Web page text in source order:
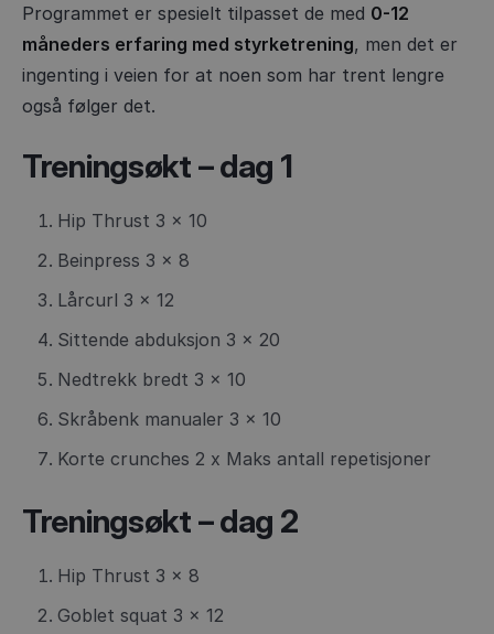
Programmet er spesielt tilpasset de med 0-12
måneders erfaring med styrketrening, men det er
ingenting i veien for at noen som har trent lengre
også følger det.
Treningsøkt – dag 1
Hip Thrust 3 x 10
Beinpress 3 x 8
Lårcurl 3 x 12
Sittende abduksjon 3 x 20
Nedtrekk bredt 3 x 10
Skråbenk manualer 3 x 10
Korte crunches 2 x Maks antall repetisjoner
Treningsøkt – dag 2
Hip Thrust 3 x 8
Goblet squat 3 x 12